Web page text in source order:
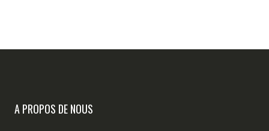
A PROPOS DE NOUS